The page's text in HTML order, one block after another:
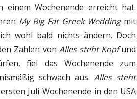
Wochenende erreicht hat.
My Big Fat Greek Weddingmit
wohl bald nichts ändern. Doch
Zahlen von Alles steht Kopfund
fiel das Wochenende zum
schwach aus.Alles steht
Juli-Wochenende in den USA